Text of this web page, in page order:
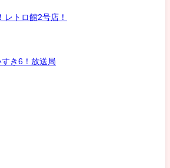
レトロ館2号店！
き6！放送局